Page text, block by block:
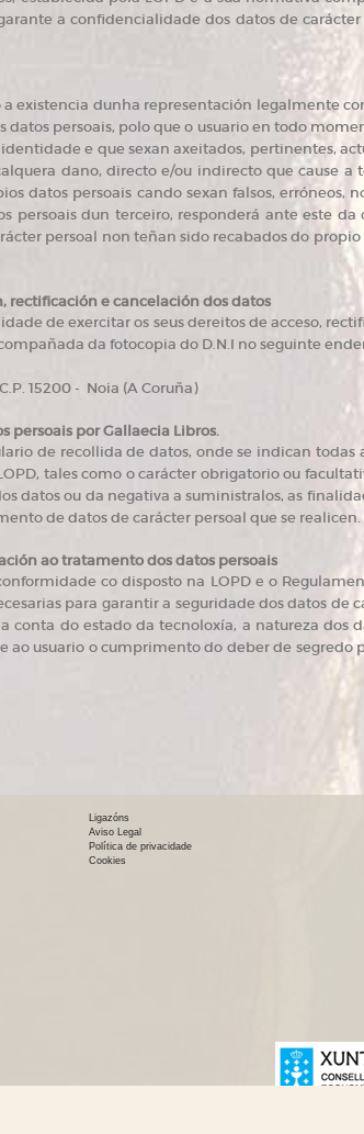
a confidencialidade dos datos de
a existencia dunha representación legalmente
datos persoais, polo que o usuario en todo
e que sexan axeitados, pertinentes,
dano, directo e/ou indirecto que cause a
datos persoais cando sexan falsos, erróneos,
persoais dun terceiro, responderá ante este
persoal non teñan sido recabados do
rectificación e cancelación dos datos
de exercitar os seus dereitos de acceso,
da fotocopia do D.N.I no seguinte
15200 - Noia (A Coruña)
persoais por Gallaecia Libros.
de recollida de datos, onde se indican
tales como o carácter obrigatorio ou
datos ou da negativa a suministralos, as
de datos de carácter persoal que se realicen.
ao tratamento dos datos persoais
co disposto na LOPD e o
para garantir a seguridade dos datos de
do estado da tecnoloxía, a natureza dos
ao usuario o cumprimento do deber de segredo
Ligazóns
Aviso Legal
Política de privacidade
Cookies